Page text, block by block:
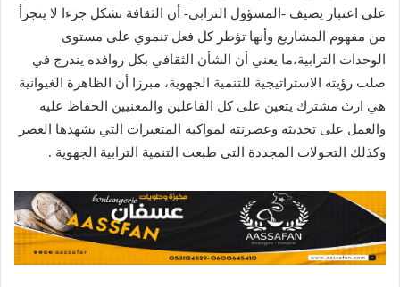
على اعتبار يضيف -المسؤول الترابي- أن الثقافة تشكل جزءا لا يتجزأ
من مفهوم المشاريع وأنها تؤطر كل فعل تنموي على مستوى
الوحدات الترابية،ما يعني أن الشأن الثقافي بكل روافده يندرج في
صلب رؤيته الاستراتيجية للتنمية الجهوية، مبرزا أن الظاهرة الغيوانية
هي ارث مشترك يتعين على كل الفاعلين والمعنيين الحفاظ عليه
والعمل على تحديثه وعصرنته لمواكبة المتغيرات التي يشهدها العصر
وكذلك التحولات المجددة التي طبعت التنمية الترابية الجهوية .